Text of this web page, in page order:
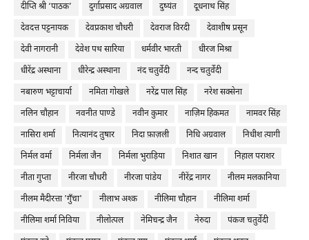
दीप्ति श्री ‘पाठक’
दुर्गाप्रसाद अग्रवाल दुष्यंत
दूधनाथ सिंह
देवदत्त पट्टनायक
देवप्रकाश चौधरी देवराज विरदी
देवाशीष प्रसून
देवी नागरानी
देवेश पथ सारिया धर्मवीर भारती
धीरज मिश्रा
धीरेंद्र अस्थाना
धीरेन्द्र अस्थाना नंद चतुर्वेदी
नन्द चतुर्वेदी
नबारुण भट्टाचार्या
नमिता गोखले नरेंद्र पाल सिंह
नरेश सक्सेना
नलिन चौहान
नवनीत पाण्डे नवीन कुमार नाज़िम हिकमत
नामवर सिंह
नासिरा शर्मा
नित्यानंद तुषार निदा फ़ाज़ली निधि अग्रवाल
निधीश त्यागी
निर्मल वर्मा
निर्मला जैन निर्मला भुराड़िया निशात खान
निहाल पराशर
नीता गुप्ता
नीरजा चौधरी नीरजा पांडेय नीरेंद्र नागर
नीलम मलकानिया
नीलम मैदीरत्ता 'गुँचा'
नीलाभ अश्क नीलिमा चौहान
नीलिमा शर्मा
नीलिमा शर्मा निविया
नीलोत्पल नेमिचन्द्र जैन नेरुदा
पंकज चतुर्वेदी